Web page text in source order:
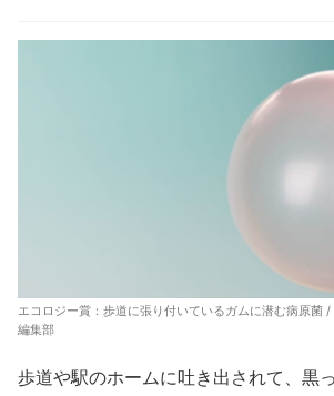
エコロジー賞：歩道に張り付いているガムに潜む病原菌
編集部
歩道や駅のホームに吐き出されて、黒